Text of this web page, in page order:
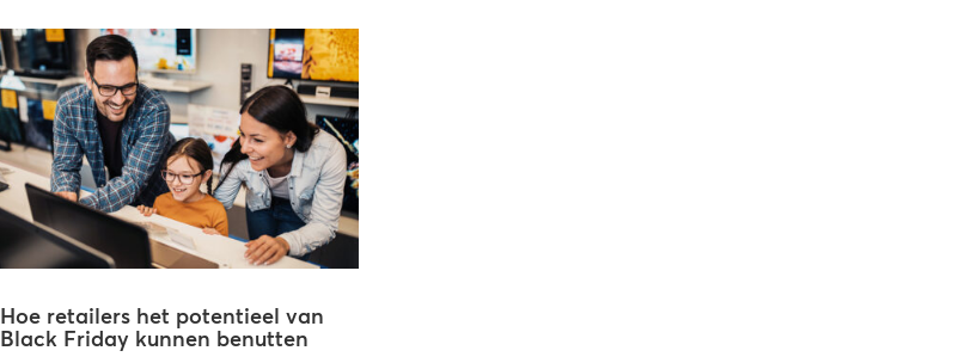
Hoe retailers het potentieel van
Black Friday kunnen benutten